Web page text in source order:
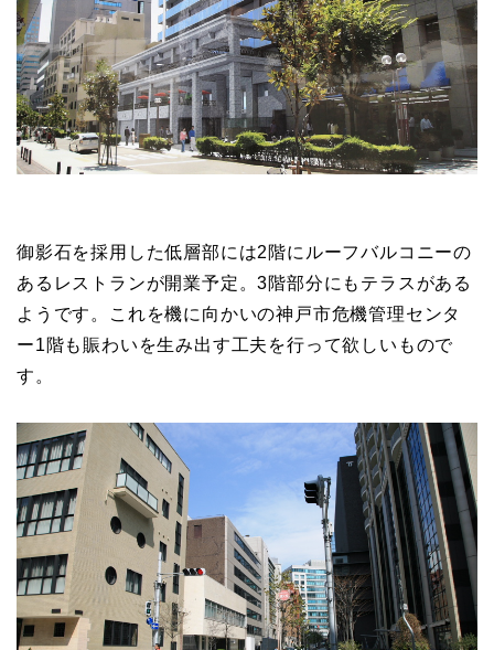
御影石を採用した低層部には2階にルーフバルコニーの
あるレストランが開業予定。3階部分にもテラスがある
ようです。これを機に向かいの神戸市危機管理センタ
ー1階も賑わいを生み出す工夫を行って欲しいもので
す。